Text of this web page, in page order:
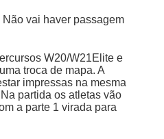
Não vai haver passagem
W20/W21Elite e
troca de mapa. A
impressas na mesma
partida os atletas vão
a parte 1 virada para